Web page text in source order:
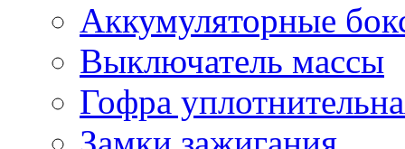
Аккумуляторные
Выключатель массы
Гофра